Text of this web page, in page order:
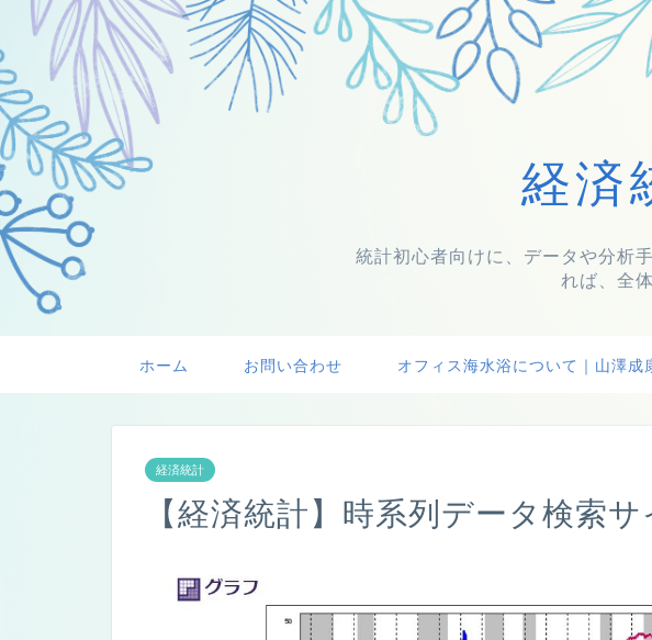
経済
統計初心者向けに、データや分析
れば、全
ホーム お問い合わせ オフィス海水浴について｜山澤成
経済統計
【経済統計】時系列データ検索サ